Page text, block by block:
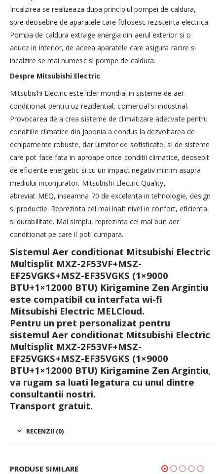
Incalzirea se realizeaza dupa principiul pompei de caldura,
spre deosebire de aparatele care folosesc rezistenta electrica.
Pompa de caldura extrage energia din aerul exterior si o
aduce in interior, de aceea aparatele care asigura racire si
incalzire se mai numesc si pompe de caldura.
Despre Mitsubishi Electric
Mitsubishi Electric este lider mondial in sisteme de aer
conditionat pentru uz rezidential, comercial si industrial.
Provocarea de a crea sisteme de climatizare adecvate pentru
conditiile climatice din Japonia a condus la dezvoltarea de
echipamente robuste, dar uimitor de sofisticate, si de sisteme
care pot face fata in aproape orice conditii climatice, deosebit
de eficiente energetic si cu un impact negativ minim asupra
mediului inconjurator. Mitsubishi Electric Quality,
abreviat MEQ, inseamna 70 de excelenta in tehnologie, design
si productie. Reprezinta cel mai inalt nivel in confort, eficienta
si durabilitate. Mai simplu, reprezinta cel mai bun aer
conditionat pe care il poti cumpara.
Sistemul Aer conditionat Mitsubishi Electric
Multisplit MXZ-2F53VF+MSZ-
EF25VGKS+MSZ-EF35VGKS (1×9000
BTU+1×12000 BTU) Kirigamine Zen Argintiu
este compatibil cu interfata wi-fi
Mitsubishi Electric MELCloud.
Pentru un pret personalizat pentru
sistemul Aer conditionat Mitsubishi Electric
Multisplit MXZ-2F53VF+MSZ-
EF25VGKS+MSZ-EF35VGKS (1×9000
BTU+1×12000 BTU) Kirigamine Zen Argintiu,
va rugam sa luati legatura cu unul dintre
consultantii nostri.
Transport gratuit.
RECENZII (0)
PRODUSE SIMILARE